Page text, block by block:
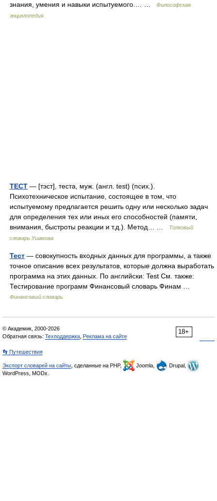
знания, умения и навыки испытуемого.… …
Философская
энциклопедия
ТЕСТ — [тэст], теста, муж. (англ. test) (псих.).
Психотехническое испытание, состоящее в том, что
испытуемому предлагается решить одну или несколько задач
для определения тех или иных его способностей (памяти,
внимания, быстроты реакции и т.д.). Метод… …
Толковый
словарь Ушакова
Тест — совокупность входных данных для программы, а также
точное описание всех результатов, которые должна выработать
программа на этих данных. По английски: Test См. также:
Тестирование программ Финансовый словарь Финам …
Финансовый словарь
18+
© Академик, 2000-2026
Обратная связь: Техподдержка Реклама на сайте
👣 Путешествия
Экспорт словарей на сайты , сделанные на PHP, Joomla,
Drupal,
WordPress, MODx.